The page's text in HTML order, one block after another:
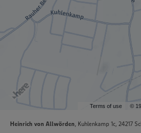
Terms of use ©
Heinrich von Allwörden, Kuhlenkamp 1c, 24217